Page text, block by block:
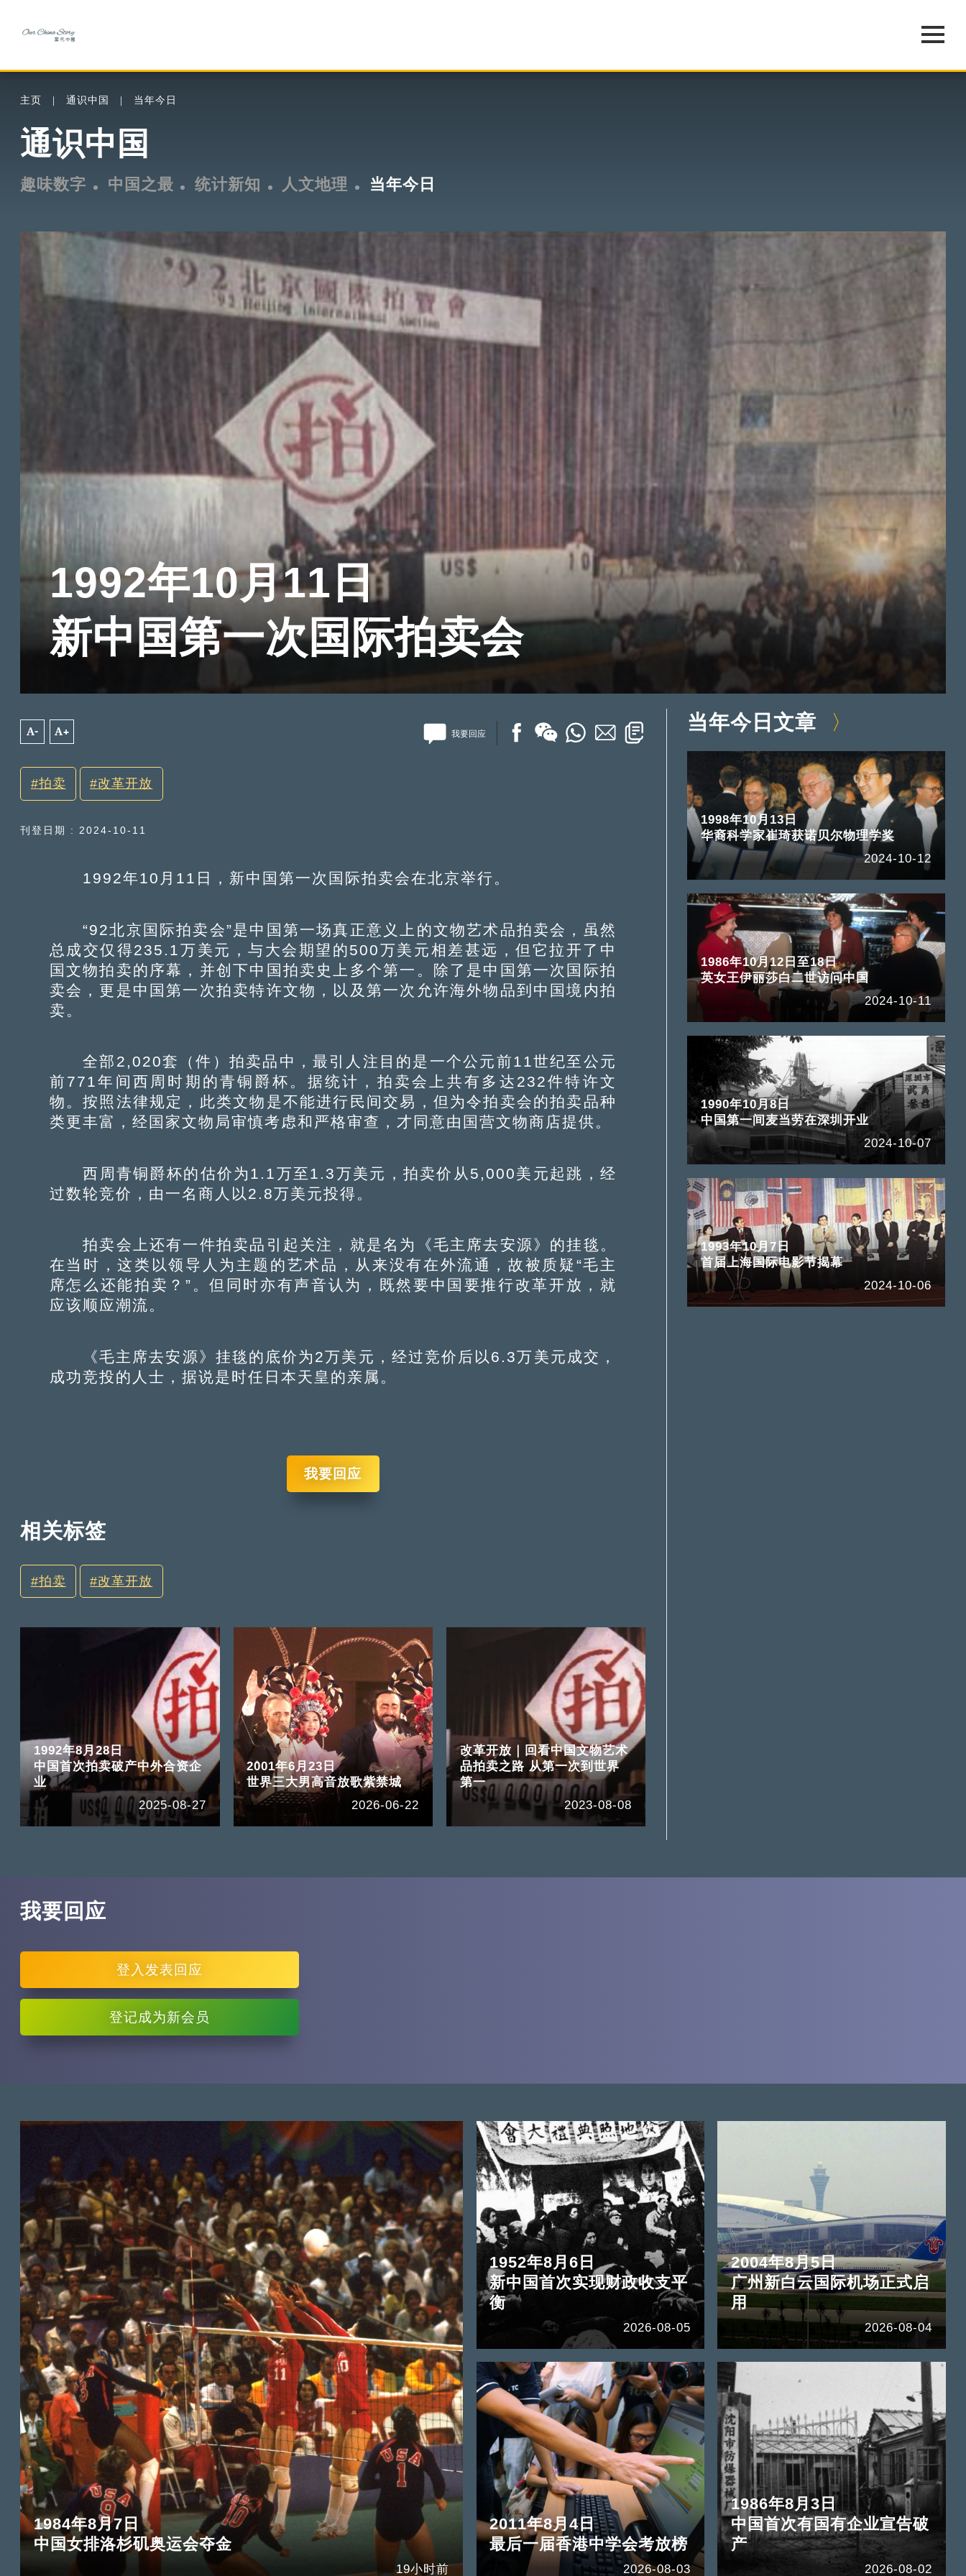
主页 通识中国 当年今日
通识中国
趣味数字 中国之最 统计新知 人文地理 当年今日
1992年10月11日
新中国第一次国际拍卖会
A- A+ 我要回应
拍卖 改革开放
刊登日期 : 2024-10-11
1992年10月11日，新中国第一次国际拍卖会在北京举行。
“92北京国际拍卖会”是中国第一场真正意义上的文物艺术品拍卖会，虽然
总成交仅得235.1万美元，与大会期望的500万美元相差甚远，但它拉开了中
国文物拍卖的序幕，并创下中国拍卖史上多个第一。除了是中国第一次国际拍
卖会，更是中国第一次拍卖特许文物，以及第一次允许海外物品到中国境内拍
卖。
全部2,020套（件）拍卖品中，最引人注目的是一个公元前11世纪至公元
前771年间西周时期的青铜爵杯。据统计，拍卖会上共有多达232件特许文
物。按照法律规定，此类文物是不能进行民间交易，但为令拍卖会的拍卖品种
类更丰富，经国家文物局审慎考虑和严格审查，才同意由国营文物商店提供。
西周青铜爵杯的估价为1.1万至1.3万美元，拍卖价从5,000美元起跳，经
过数轮竞价，由一名商人以2.8万美元投得。
拍卖会上还有一件拍卖品引起关注，就是名为《毛主席去安源》的挂毯。
在当时，这类以领导人为主题的艺术品，从来没有在外流通，故被质疑“毛主
席怎么还能拍卖？”。但同时亦有声音认为，既然要中国要推行改革开放，就
应该顺应潮流。
《毛主席去安源》挂毯的底价为2万美元，经过竞价后以6.3万美元成交，
成功竞投的人士，据说是时任日本天皇的亲属。
我要回应
相关标签
拍卖 改革开放
1992年8月28日
中国首次拍卖破产中外合资企
业
2025-08-27
2001年6月23日
世界三大男高音放歌紫禁城
2026-06-22
改革开放｜回看中国文物艺术
品拍卖之路 从第一次到世界
第一
2023-08-08
当年今日文章
1998年10月13日
华裔科学家崔琦获诺贝尔物理学奖
2024-10-12
1986年10月12日至18日
英女王伊丽莎白二世访问中国
2024-10-11
1990年10月8日
中国第一间麦当劳在深圳开业
2024-10-07
1993年10月7日
首届上海国际电影节揭幕
2024-10-06
我要回应
登入 发表回应
登记成为新会员
1984年8月7日
中国女排洛杉矶奥运会夺金
19小时前
1952年8月6日
新中国首次实现财政收支平
衡
2026-08-05
2004年8月5日
广州新白云国际机场正式启
用
2026-08-04
2011年8月4日
最后一届香港中学会考放榜
2026-08-03
1986年8月3日
中国首次有国有企业宣告破
产
2026-08-02